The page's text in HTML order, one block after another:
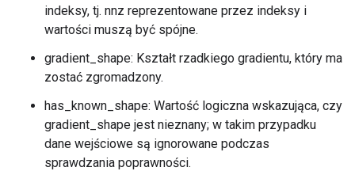
indeksy, tj. nnz reprezentowane przez indeksy i
wartości muszą być spójne.
gradient_shape: Kształt rzadkiego gradientu, który ma
zostać zgromadzony.
has_known_shape: Wartość logiczna wskazująca, czy
gradient_shape jest nieznany; w takim przypadku
dane wejściowe są ignorowane podczas
sprawdzania poprawności.